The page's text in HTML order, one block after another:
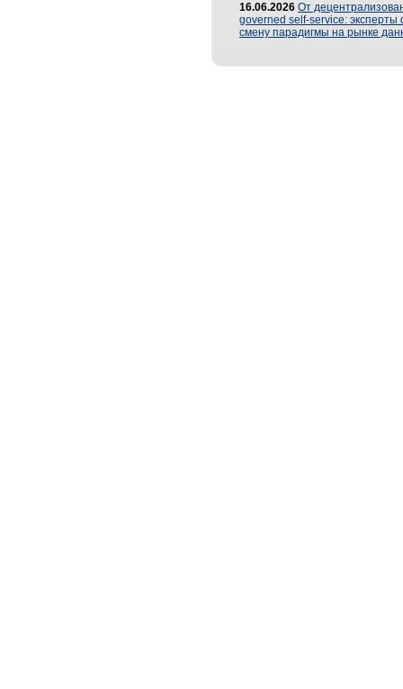
16.06.2026 От
governed self-service: эксперты
смену парадигмы на рынке